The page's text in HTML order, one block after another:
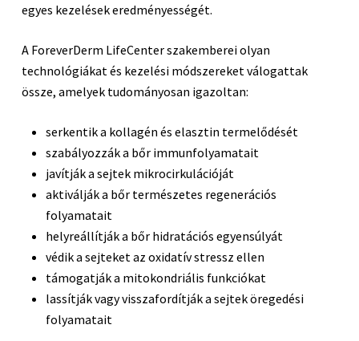
egyes kezelések eredményességét.
A ForeverDerm LifeCenter szakemberei olyan
technológiákat és kezelési módszereket válogattak
össze, amelyek tudományosan igazoltan:
serkentik a kollagén és elasztin termelődését
szabályozzák a bőr immunfolyamatait
javítják a sejtek mikrocirkulációját
aktiválják a bőr természetes regenerációs
folyamatait
helyreállítják a bőr hidratációs egyensúlyát
védik a sejteket az oxidatív stressz ellen
támogatják a mitokondriális funkciókat
lassítják vagy visszafordítják a sejtek öregedési
folyamatait